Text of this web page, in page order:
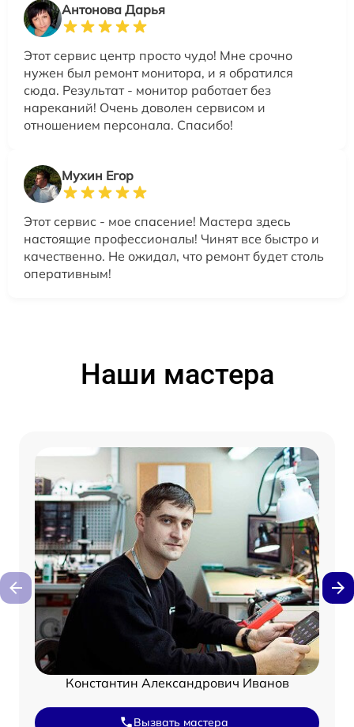
Антонова Дарья
Этот сервис центр просто чудо! Мне срочно
нужен был ремонт монитора, и я обратился
сюда. Результат - монитор работает без
нареканий! Очень доволен сервисом и
отношением персонала. Спасибо!
Мухин Егор
Этот сервис - мое спасение! Мастера здесь
настоящие профессионалы! Чинят все быстро и
качественно. Не ожидал, что ремонт будет столь
оперативным!
Наши мастера
Константин Александрович Иванов
Вызвать мастера